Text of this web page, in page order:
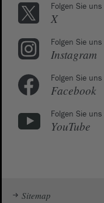
Folgen Sie
X
Folgen Sie
Instagram
Folgen Sie
Facebook
Folgen Sie
YouTube
Sitemap